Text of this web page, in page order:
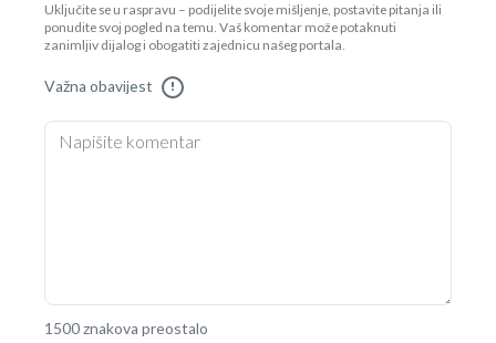
Uključite se u raspravu – podijelite svoje mišljenje, postavite pitanja ili
ponudite svoj pogled na temu. Vaš komentar može potaknuti
zanimljiv dijalog i obogatiti zajednicu našeg portala.
Važna obavijest !
1500 znakova preostalo